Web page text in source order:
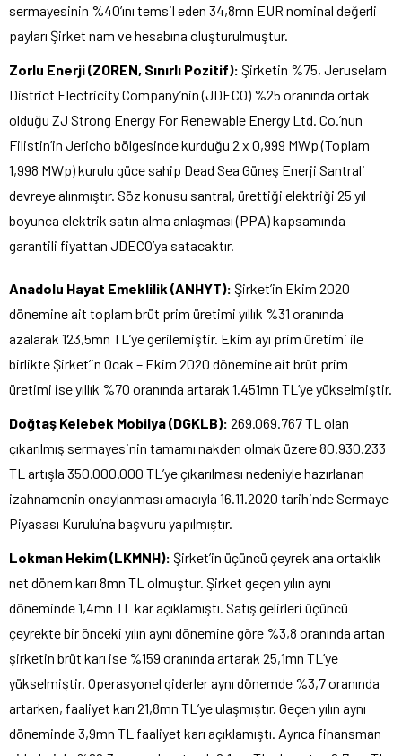
sermayesinin %40’ını temsil eden 34,8mn EUR nominal değerli
payları Şirket nam ve hesabına oluşturulmuştur.
Zorlu Enerji (ZOREN, Sınırlı Pozitif): Şirketin %75, Jeruselam
District Electricity Company’nin (JDECO) %25 oranında ortak
olduğu ZJ Strong Energy For Renewable Energy Ltd. Co.’nun
Filistin’in Jericho bölgesinde kurduğu 2 x 0,999 MWp (Toplam
1,998 MWp) kurulu güce sahip Dead Sea Güneş Enerji Santrali
devreye alınmıştır. Söz konusu santral, ürettiği elektriği 25 yıl
boyunca elektrik satın alma anlaşması (PPA) kapsamında
garantili fiyattan JDECO’ya satacaktır.
Anadolu Hayat Emeklilik (ANHYT): Şirket’in Ekim 2020
dönemine ait toplam brüt prim üretimi yıllık %31 oranında
azalarak 123,5mn TL’ye gerilemiştir. Ekim ayı prim üretimi ile
birlikte Şirket’in Ocak – Ekim 2020 dönemine ait brüt prim
üretimi ise yıllık %70 oranında artarak 1.451mn TL’ye yükselmiştir.
Doğtaş Kelebek Mobilya (DGKLB): 269.069.767 TL olan
çıkarılmış sermayesinin tamamı nakden olmak üzere 80.930.233
TL artışla 350.000.000 TL’ye çıkarılması nedeniyle hazırlanan
izahnamenin onaylanması amacıyla 16.11.2020 tarihinde Sermaye
Piyasası Kurulu’na başvuru yapılmıştır.
Lokman Hekim (LKMNH): Şirket’in üçüncü çeyrek ana ortaklık
net dönem karı 8mn TL olmuştur. Şirket geçen yılın aynı
döneminde 1,4mn TL kar açıklamıştı. Satış gelirleri üçüncü
çeyrekte bir önceki yılın aynı dönemine göre %3,8 oranında artan
şirketin brüt karı ise %159 oranında artarak 25,1mn TL’ye
yükselmiştir. Operasyonel giderler aynı dönemde %3,7 oranında
artarken, faaliyet karı 21,8mn TL’ye ulaşmıştır. Geçen yılın aynı
döneminde 3,9mn TL faaliyet karı açıklamıştı. Ayrıca finansman